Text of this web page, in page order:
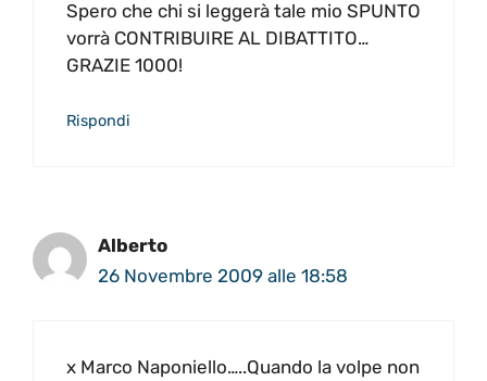
Spero che chi si leggerà tale mio SPUNTO
vorrà CONTRIBUIRE AL DIBATTITO…
GRAZIE 1000!
Rispondi
Alberto
26 Novembre 2009 alle 18:58
x Marco Naponiello…..Quando la volpe non